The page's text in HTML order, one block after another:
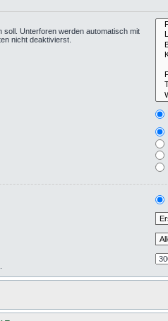
Unterforen werden automatisch mit
nicht deaktivierst.